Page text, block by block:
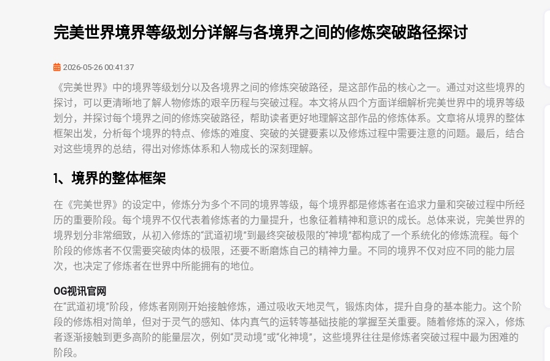
完美世界境界等级划分详解与各境界之间的修炼突破路径探讨
2026-05-26 00:41:37
《完美世界》中的境界等级划分以及各境界之间的修炼突破路径，是这部作品的核心之一。通过对这些境界的
探讨，可以更清晰地了解人物修炼的艰辛历程与突破过程。本文将从四个方面详细解析完美世界中的境界等级
划分，并探讨每个境界之间的修炼突破路径，帮助读者更好地理解这部作品的修炼体系。文章将从境界的整体
框架出发，分析每个境界的特点、修炼的难度、突破的关键要素以及修炼过程中需要注意的问题。最后，结合
对这些境界的总结，得出对修炼体系和人物成长的深刻理解。
1、境界的整体框架
在《完美世界》的设定中，修炼分为多个不同的境界等级，每个境界都是修炼者在追求力量和突破过程中所经
历的重要阶段。每个境界不仅代表着修炼者的力量提升，也象征着精神和意识的成长。总体来说，完美世界的
境界划分非常细致，从初入修炼的“武道初境”到最终突破极限的“神境”都构成了一个系统化的修炼流程。每个
阶段的修炼者不仅需要突破肉体的极限，还要不断磨炼自己的精神力量。不同的境界不仅对应不同的能力层
次，也决定了修炼者在世界中所能拥有的地位。
OG视讯官网
在“武道初境”阶段，修炼者刚刚开始接触修炼，通过吸收天地灵气，锻炼肉体，提升自身的基本能力。这个阶
段的修炼相对简单，但对于灵气的感知、体内真气的运转等基础技能的掌握至关重要。随着修炼的深入，修炼
者逐渐接触到更多高阶的能量层次，例如“灵动境”或“化神境”，这些境界往往是修炼者突破过程中最为困难的
阶段。